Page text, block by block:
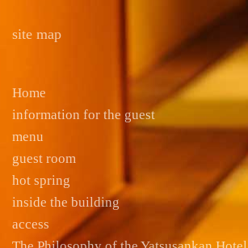
site map
Home
information for the guest
menu
guest room
hot spring
inside the building
access